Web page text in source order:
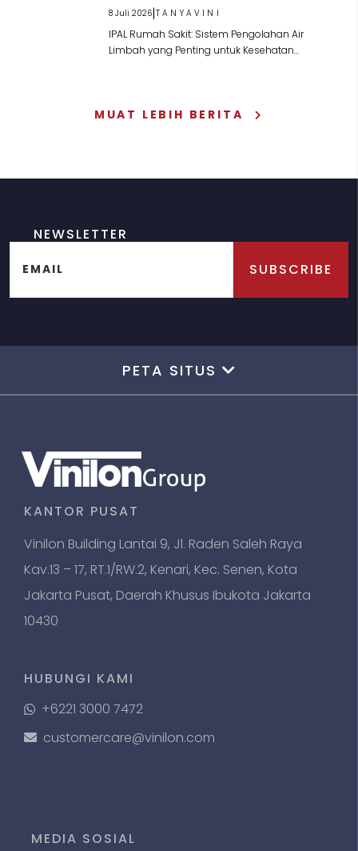
8 Juli 2026|TANYAVINI
IPAL Rumah Sakit: Sistem Pengolahan Air
Limbah yang Penting untuk Kesehatan
MUAT LEBIH BERITA
NEWSLETTER
EMAIL SUBSCRIBE
PETA SITUS
KANTOR PUSAT
Vinilon Building Lantai 9, Jl. Raden Saleh Raya
Kav.13 – 17, RT.1/RW.2, Kenari, Kec. Senen, Kota
Jakarta Pusat, Daerah Khusus Ibukota Jakarta
10430
HUBUNGI KAMI
+6221 3000 7472
customercare@vinilon.com
MEDIA SOSIAL